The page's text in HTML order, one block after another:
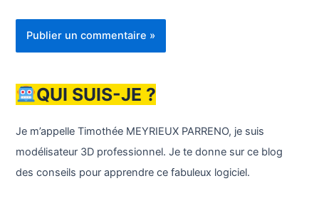
QUI SUIS-JE ?
Je m’appelle Timothée MEYRIEUX PARRENO, je suis
modélisateur 3D professionnel. Je te donne sur ce blog
des conseils pour apprendre ce fabuleux logiciel.